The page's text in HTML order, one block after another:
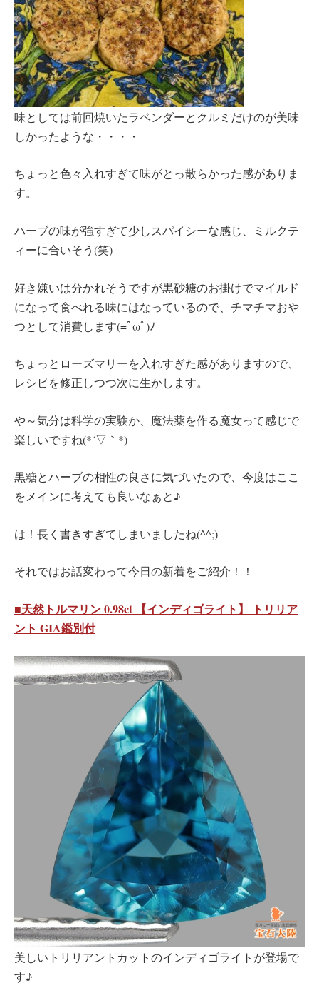
味としては前回焼いたラベンダーとクルミだけのが美味
しかったような・・・・
ちょっと色々入れすぎて味がとっ散らかった感がありま
す。
ハーブの味が強すぎて少しスパイシーな感じ、ミルクテ
ィーに合いそう(笑)
好き嫌いは分かれそうですが黒砂糖のお掛けでマイルド
になって食べれる味にはなっているので、チマチマおや
つとして消費します(=ﾟωﾟ)ﾉ
ちょっとローズマリーを入れすぎた感がありますので、
レシピを修正しつつ次に生かします。
や～気分は科学の実験か、魔法薬を作る魔女って感じで
楽しいですね(*´▽｀*)
黒糖とハーブの相性の良さに気づいたので、今度はここ
をメインに考えても良いなぁと♪
は！長く書きすぎてしまいましたね(^^;)
それではお話変わって今日の新着をご紹介！！
■天然トルマリン 0.98ct 【インディゴライト】 トリリア
ント GIA鑑別付
美しいトリリアントカットのインディゴライトが登場で
す♪